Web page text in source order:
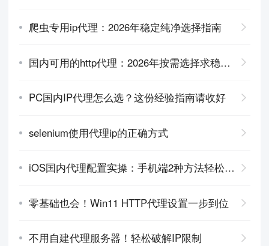
爬虫专用ip代理：2026年稳定纯净选择指南
国内可用的http代理：2026年按需选择求稳的方法
PC国内IP代理怎么选？这份经验指南请收好
selenium使用代理ip的正确方式
iOS国内代理配置实操：手机端2种方法轻松搞定
零基础也会！Win11 HTTP代理设置一步到位
不用自建代理服务器！轻松破解IP限制